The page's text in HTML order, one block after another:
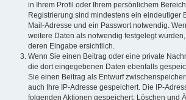
in Ihrem Profil oder Ihrem persönlichem
Registrierung sind mindestens ein eindeutiger
Mail-Adresse und ein Passwort notwendig.
weitere Daten als notwendig festgelegt
deren Eingabe ersichtlich.
Wenn Sie einen Beitrag oder eine private
die dort eingegebenen Daten ebenfalls
Sie einen Beitrag als Entwurf
auch Ihre IP-Adresse gespeichert. Die IP-
folgenden Aktionen gespeichert: Löschen und